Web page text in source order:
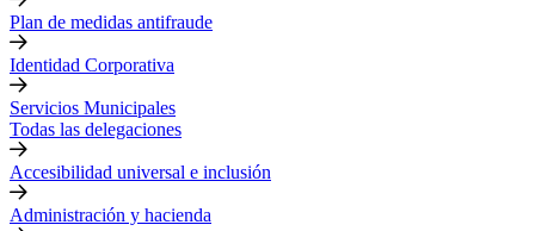
Plan de medidas antifraude
Identidad Corporativa
Servicios Municipales
Todas las delegaciones
Accesibilidad universal e inclusión
Administración y hacienda